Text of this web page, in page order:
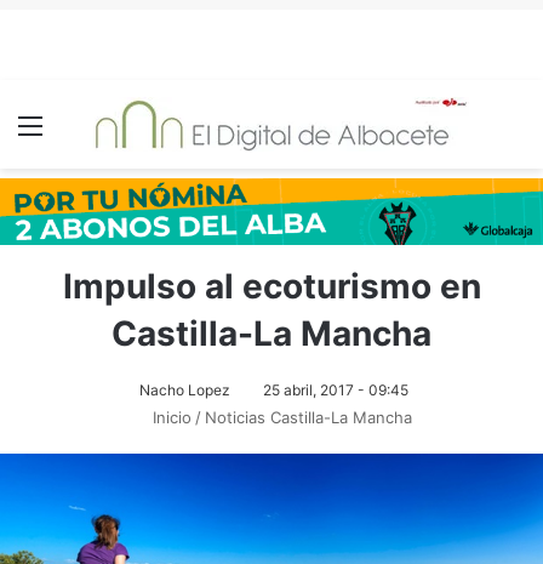
Impulso al ecoturismo en
Castilla-La Mancha
Nacho Lopez 25 abril, 2017 - 09:45
Inicio / Noticias Castilla-La Mancha